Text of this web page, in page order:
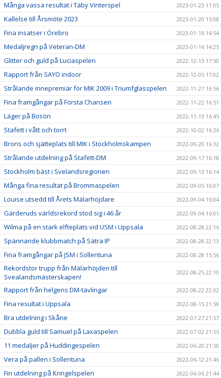
Många vassa resultat i Täby Vinterspel 2023-01-23 11:05
Kallelse till Årsmöte 2023 2023-01-20 15:08
Fina insatser i Örebro 2023-01-16 14:54
Medaljregn på Veteran-DM 2023-01-16 14:25
Glitter och guld på Luciaspelen 2022-12-13 17:50
Rapport från SAYO indoor 2022-12-05 17:02
Strålande innepremiär för MIK 2009 i Triumfglasspelen 2022-11-27 16:56
Fina framgångar på Första Chansen 2022-11-22 16:51
Läger på Bosön 2022-11-13 16:45
Stafett i vått och torrt 2022-10-02 16:36
Brons och sjätteplats till MIK i Stockholmskampen 2022-09-20 16:32
Strålande utdelning på Stafett-DM 2022-09-17 16:18
Stockholm bäst i Svelandsregionen 2022-09-13 16:14
Många fina resultat på Brommaspelen 2022-09-05 16:07
Louise utsedd till Årets Mälarhöjdare 2022-09-04 16:04
Gärderuds världsrekord stod sig i 46 år 2022-09-04 16:01
Wilma på en stark elfteplats vid USM i Uppsala 2022-08-28 22:16
Spännande klubbmatch på Sätra IP 2022-08-28 22:13
Fina framgångar på JSM i Sollentuna 2022-08-28 15:56
Rekordstor trupp från Mälarhöjden till
Svealandsmästerskapen!
2022-08-25 22:10
Rapport från helgens DM-tävlingar 2022-08-22 22:02
Fina resultat i Uppsala 2022-08-15 21:59
Bra utdelning i Skåne 2022-07-27 21:57
Dubbla guld till Samuel på Laxaspelen 2022-07-02 21:55
11 medaljer på Huddingespelen 2022-06-20 21:50
Vera på pallen i Sollentuna 2022-06-12 21:46
Fin utdelning på Kringelspelen 2022-06-06 21:44